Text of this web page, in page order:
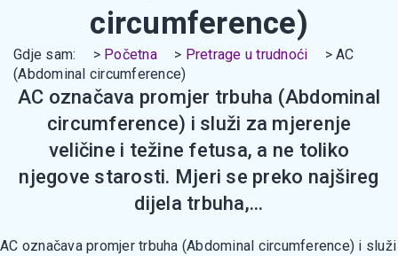
circumference)
Gdje sam: Početna Pretrage u trudnoći
AC
(Abdominal circumference)
AC označava promjer trbuha (Abdominal
circumference) i služi za mjerenje
veličine i težine fetusa, a ne toliko
njegove starosti. Mjeri se preko najšireg
dijela trbuha,...
AC označava promjer trbuha (Abdominal circumference) i služi